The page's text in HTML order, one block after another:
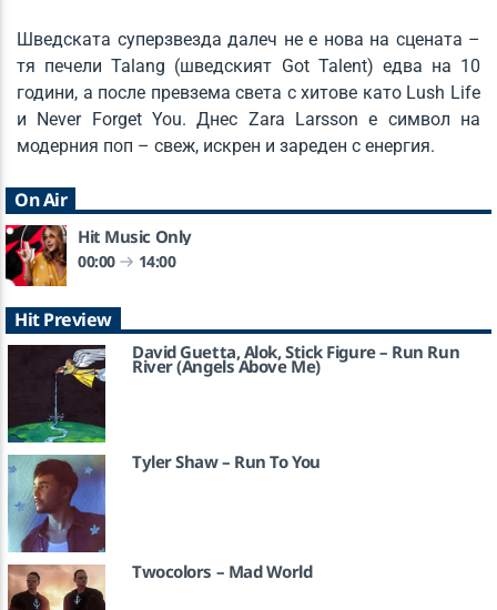
On Air
Hit Music Only
00:00 14:00
Hit Preview
David Guetta, Alok, Stick Figure – Run Run
River (Angels Above Me)
Tyler Shaw – Run To You
Twocolors – Mad World
Шведската суперзвезда далеч не е нова на сцената –
тя печели Talang (шведският Got Talent) едва на 10
години, а после превзема света с хитове като Lush Life
и Never Forget You. Днес Zara Larsson е символ на
модерния поп – свеж, искрен и зареден с енергия.